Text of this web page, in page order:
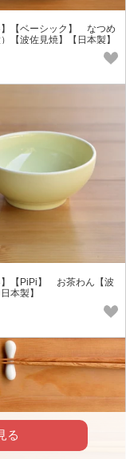
】【ベーシック】 なつめ
【波佐見焼】【日本製】
】【PiPi】 お茶わん【波
本製】
る